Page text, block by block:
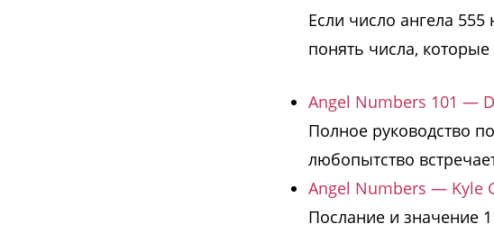
Если число ангела 555
понять числа,
Angel Numbers 101 —
Полное руководство
любопытство
Angel Numbers — Kyle
Послание и значение